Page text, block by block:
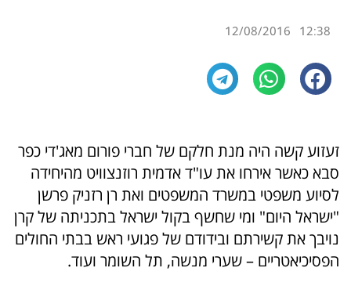
12:38
12/08/2016
זעזוע קשה היה מנת חלקם של חברי פורום מאג'די כפר
סבא כאשר אירחו את עו"ד אדמית רוזנצוויט מהיחידה
לסיוע משפטי במשרד המשפטים ואת רן רזניק פרשן
"ישראל היום" ומי שחשף בקול ישראל בתכניתה של קרן
נויבך את קשירתם ובידודם של פגועי ראש בבתי החולים
הפסיכיאטריים – שערי מנשה, תל השומר ועוד.